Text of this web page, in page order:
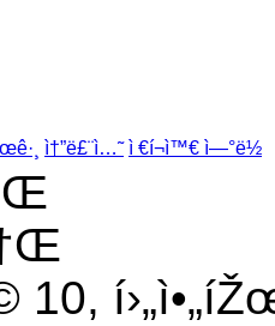
ì†”ë£¨ì…˜ ì €í¬ì™€ ì—°ë½
10,